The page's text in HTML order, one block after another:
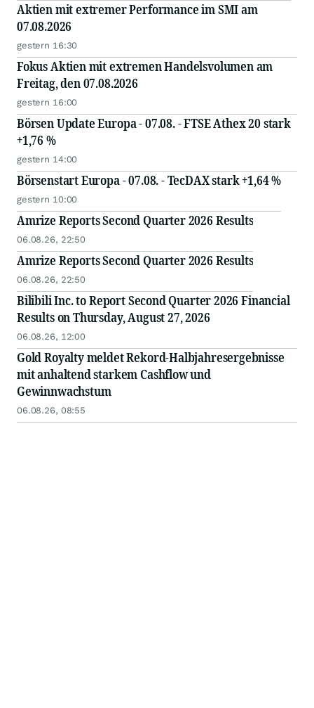
Aktien mit extremer Performance im SMI am
07.08.2026
gestern 16:30
Fokus Aktien mit extremen Handelsvolumen am
Freitag, den 07.08.2026
gestern 16:00
Börsen Update Europa - 07.08. - FTSE Athex 20 stark
+1,76 %
gestern 14:00
Börsenstart Europa - 07.08. - TecDAX stark +1,64 %
gestern 10:00
Amrize Reports Second Quarter 2026 Results
06.08.26, 22:50
Amrize Reports Second Quarter 2026 Results
06.08.26, 22:50
Bilibili Inc. to Report Second Quarter 2026 Financial
Results on Thursday, August 27, 2026
06.08.26, 12:00
Gold Royalty meldet Rekord-Halbjahresergebnisse
mit anhaltend starkem Cashflow und
Gewinnwachstum
06.08.26, 08:55